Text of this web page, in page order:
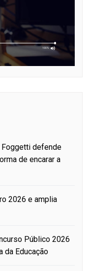
Foggetti defende
de encarar a
2026 e amplia
Público 2026
da Educação